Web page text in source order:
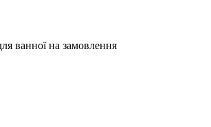
ванної на замовлення